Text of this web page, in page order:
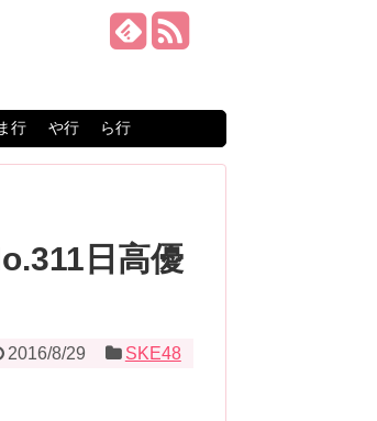
ま行 や行 ら行
日高優
2016/8/29 SKE48